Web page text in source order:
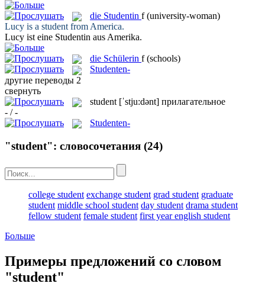
die Studentin f (university-woman)
Lucy is a student from America.
Lucy ist eine Studentin aus Amerika.
die Schülerin f (schools)
Studenten-
другие переводы 2
свернуть
student [ˈstju:dənt] прилагательное
- / -
Studenten-
"student": словосочетания (24)
college student exchange student grad student graduate
student middle school student day student drama student
fellow student female student first year english student
Больше
Примеры предложений со словом
"student"